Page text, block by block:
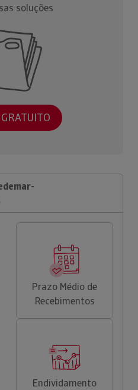
soluções
Prazo Médio de
Recebimentos
Endividamento